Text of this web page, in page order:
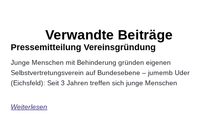
Verwandte Beiträge
Pressemitteilung Vereinsgründung
Junge Menschen mit Behinderung gründen eigenen
Selbstvertretungsverein auf Bundesebene – jumemb Uder
(Eichsfeld): Seit 3 Jahren treffen sich junge Menschen
Weiterlesen